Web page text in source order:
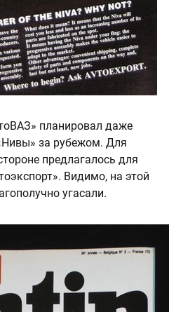
планировал даже
за рубежом. Для
предлагалось для
Видимо, на этой
угасали.